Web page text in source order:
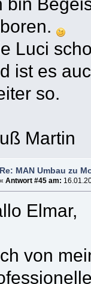
bin
Luci
ist es
so.
Martin
Re: MAN Umbau zu
« Antwort #45 am:
Elmar,
von